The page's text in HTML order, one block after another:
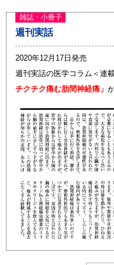
雑誌・小冊子
週刊実話
2020年12月17日発売
週刊実話の医学コラム＜連
チクチク痛む肋間神経痛」